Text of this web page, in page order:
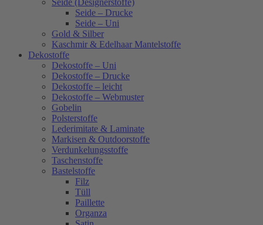
Seide – Drucke
Seide – Uni
Gold & Silber
Kaschmir & Edelhaar Mantelstoffe
Dekostoffe
Dekostoffe – Uni
Dekostoffe – Drucke
Dekostoffe – leicht
Dekostoffe – Webmuster
Gobelin
Polsterstoffe
Lederimitate & Laminate
Markisen & Outdoorstoffe
Verdunkelungsstoffe
Taschenstoffe
Bastelstoffe
Filz
Tüll
Paillette
Organza